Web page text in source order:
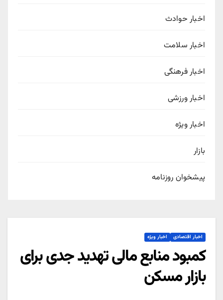
اخبار حوادث
اخبار سلامت
اخبار فرهنگی
اخبار ورزشی
اخبار ویژه
بازار
پیشخوان روزنامه
اخبار اقتصادی اخبار ویژه
کمبود منابع مالی تهدید جدی برای
بازار مسکن